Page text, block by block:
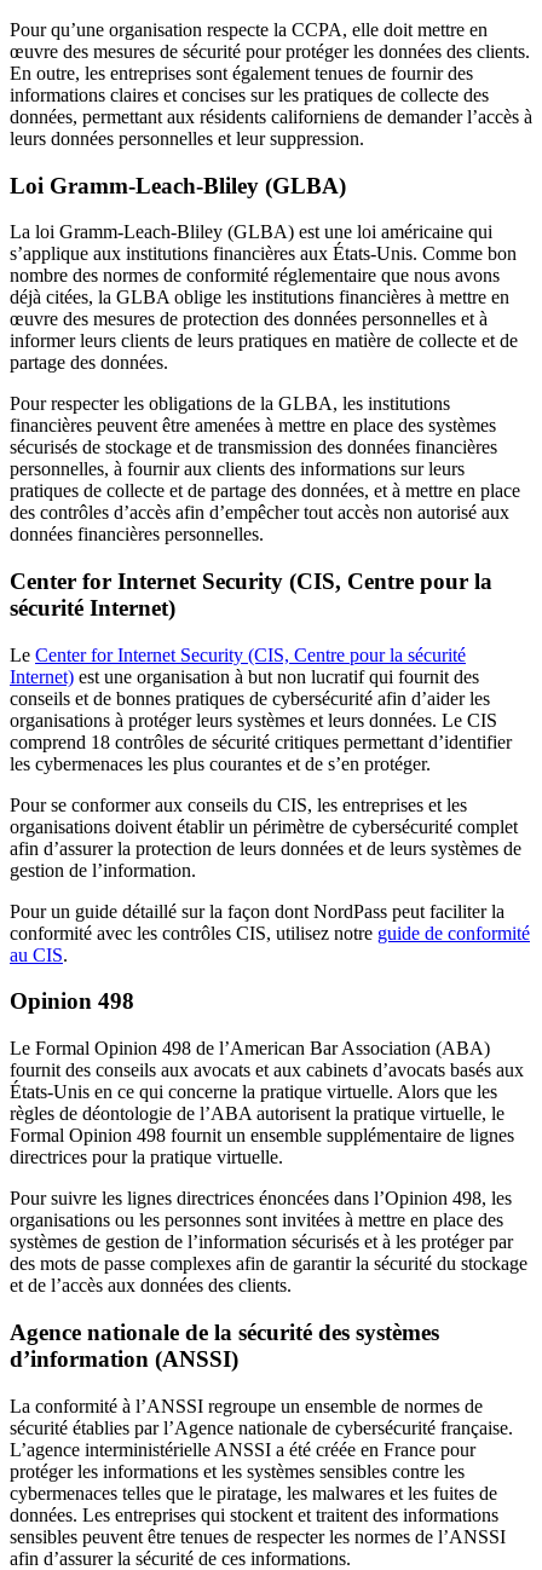
Pour qu’une organisation respecte la CCPA, elle doit mettre en
œuvre des mesures de sécurité pour protéger les données des clients.
En outre, les entreprises sont également tenues de fournir des
informations claires et concises sur les pratiques de collecte des
données, permettant aux résidents californiens de demander l’accès à
leurs données personnelles et leur suppression.
Loi Gramm-Leach-Bliley (GLBA)
La loi Gramm-Leach-Bliley (GLBA) est une loi américaine qui
s’applique aux institutions financières aux États-Unis. Comme bon
nombre des normes de conformité réglementaire que nous avons
déjà citées, la GLBA oblige les institutions financières à mettre en
œuvre des mesures de protection des données personnelles et à
informer leurs clients de leurs pratiques en matière de collecte et de
partage des données.
Pour respecter les obligations de la GLBA, les institutions
financières peuvent être amenées à mettre en place des systèmes
sécurisés de stockage et de transmission des données financières
personnelles, à fournir aux clients des informations sur leurs
pratiques de collecte et de partage des données, et à mettre en place
des contrôles d’accès afin d’empêcher tout accès non autorisé aux
données financières personnelles.
Center for Internet Security (CIS, Centre pour la
sécurité Internet)
Le Center for Internet Security (CIS, Centre pour la sécurité
Internet) est une organisation à but non lucratif qui fournit des
conseils et de bonnes pratiques de cybersécurité afin d’aider les
organisations à protéger leurs systèmes et leurs données. Le CIS
comprend 18 contrôles de sécurité critiques permettant d’identifier
les cybermenaces les plus courantes et de s’en protéger.
Pour se conformer aux conseils du CIS, les entreprises et les
organisations doivent établir un périmètre de cybersécurité complet
afin d’assurer la protection de leurs données et de leurs systèmes de
gestion de l’information.
Pour un guide détaillé sur la façon dont NordPass peut faciliter la
conformité avec les contrôles CIS, utilisez notre guide de conformité
au CIS.
Opinion 498
Le Formal Opinion 498 de l’American Bar Association (ABA)
fournit des conseils aux avocats et aux cabinets d’avocats basés aux
États-Unis en ce qui concerne la pratique virtuelle. Alors que les
règles de déontologie de l’ABA autorisent la pratique virtuelle, le
Formal Opinion 498 fournit un ensemble supplémentaire de lignes
directrices pour la pratique virtuelle.
Pour suivre les lignes directrices énoncées dans l’Opinion 498, les
organisations ou les personnes sont invitées à mettre en place des
systèmes de gestion de l’information sécurisés et à les protéger par
des mots de passe complexes afin de garantir la sécurité du stockage
et de l’accès aux données des clients.
Agence nationale de la sécurité des systèmes
d’information (ANSSI)
La conformité à l’ANSSI regroupe un ensemble de normes de
sécurité établies par l’Agence nationale de cybersécurité française.
L’agence interministérielle ANSSI a été créée en France pour
protéger les informations et les systèmes sensibles contre les
cybermenaces telles que le piratage, les malwares et les fuites de
données. Les entreprises qui stockent et traitent des informations
sensibles peuvent être tenues de respecter les normes de l’ANSSI
afin d’assurer la sécurité de ces informations.